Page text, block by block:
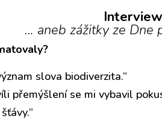
Interview
… aneb zážitky ze Dne
slova biodiverzita.“
přemýšlení se mi vybavil